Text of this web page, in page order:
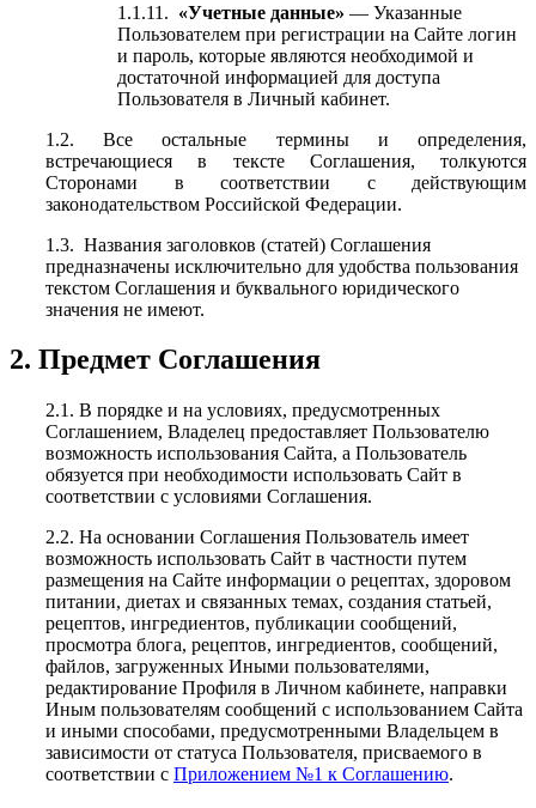
1.1.11. «Учетные данные» — Указанные
Пользователем при регистрации на Сайте логин
и пароль, которые являются необходимой и
достаточной информацией для доступа
Пользователя в Личный кабинет.
1.2. Все остальные термины и определения,
встречающиеся в тексте Соглашения, толкуются
Сторонами в соответствии с действующим
законодательством Российской Федерации.
1.3. Названия заголовков (статей) Соглашения
предназначены исключительно для удобства пользования
текстом Соглашения и буквального юридического
значения не имеют.
2. Предмет Соглашения
2.1. В порядке и на условиях, предусмотренных
Соглашением, Владелец предоставляет Пользователю
возможность использования Сайта, а Пользователь
обязуется при необходимости использовать Сайт в
соответствии с условиями Соглашения.
2.2. На основании Соглашения Пользователь имеет
возможность использовать Сайт в частности путем
размещения на Сайте информации о рецептах, здоровом
питании, диетах и связанных темах, создания статьей,
рецептов, ингредиентов, публикации сообщений,
просмотра блога, рецептов, ингредиентов, сообщений,
файлов, загруженных Иными пользователями,
редактирование Профиля в Личном кабинете, направки
Иным пользователям сообщений с использованием Сайта
и иными способами, предусмотренными Владельцем в
зависимости от статуса Пользователя, присваемого в
соответствии с Приложением №1 к Соглашению.